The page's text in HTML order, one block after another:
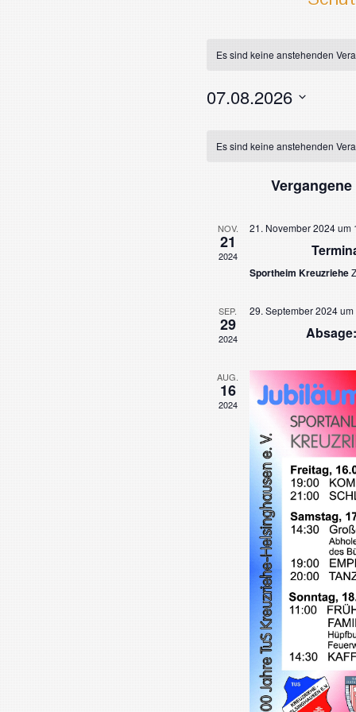
Es sind keine anstehenden
07.08.2026
wählen.
Kalender
von
Veranstaltungen
Es sind keine anstehenden
NOV.
21
2024
21. November 2024 um
Sportheim Kreuzriehe
SEP.
29
2024
29. September 2024 um
AUG.
16
2024